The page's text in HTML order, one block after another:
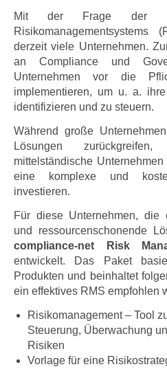
Mit der Frage der Implementierung eines
Risikomanagementsystems
derzeit viele Unternehmen.
an Compliance und
Unternehmen vor die
implementieren, um u. a.
identifizieren und zu steuern.
Während große
Lösungen
mittelständische
eine komplexe und
investieren.
Für diese Unternehmen, die
und ressourcenschonende
compliance-net Risk
entwickelt. Das Paket
Produkten und beinhaltet
ein effektives RMS empfohlen
Risikomanagement – Tool
Steuerung, Überwachung
Risiken
Vorlage für eine